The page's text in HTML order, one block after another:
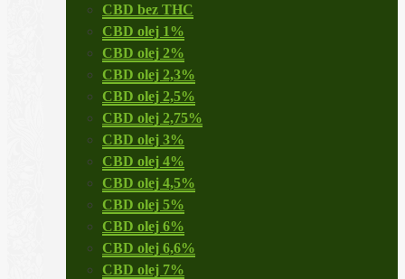
CBD bez THC
CBD olej 1%
CBD olej 2%
CBD olej 2,3%
CBD olej 2,5%
CBD olej 2,75%
CBD olej 3%
CBD olej 4%
CBD olej 4,5%
CBD olej 5%
CBD olej 6%
CBD olej 6,6%
CBD olej 7%